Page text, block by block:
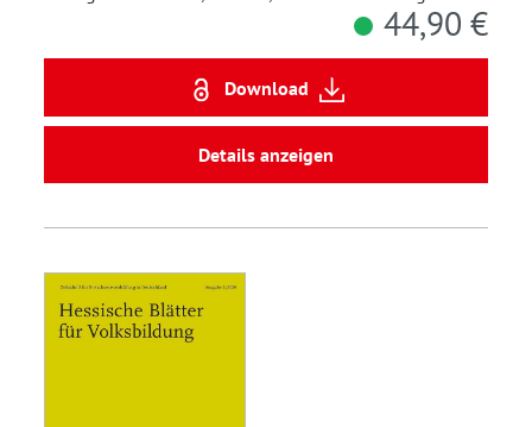
44,90 €
Download
Details anzeigen